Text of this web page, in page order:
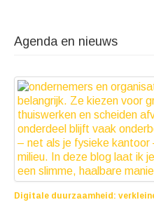
Agenda en nieuws
Digitale duurzaamheid: